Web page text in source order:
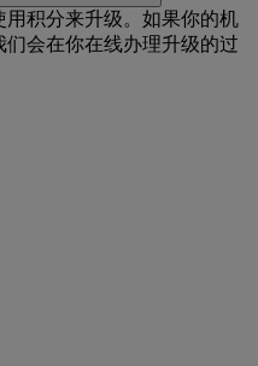
积分来升级。如果你的机
会在你在线办理升级的过